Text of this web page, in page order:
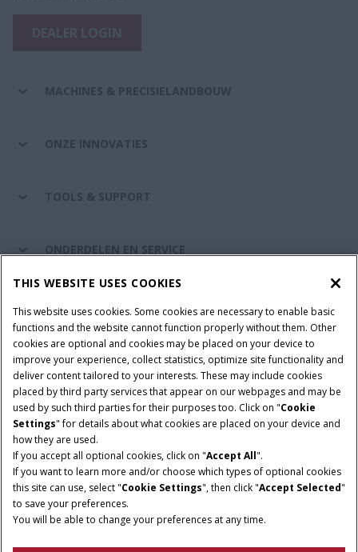
MACHINES & PRECISIELANDBOUW
ONZE INNOVATIES
TOOLS & SUPPORT
ONDERDELEN EN SERVICE
Gebruiksvoorwaarden Privacy Policy
Impressum
Cookie Settings
Telematics privacyverklaring
© 2025 CNH Industrial America LLC. All Rights Reserved. Case IH is a
trademark of CNH Industrial America LLC.
THIS WEBSITE USES COOKIES
This website uses cookies. Some cookies are necessary to enable basic
functions and the website cannot function properly without them. Other
cookies are optional and cookies may be placed on your device to
improve your experience, collect statistics, optimize site functionality and
deliver content tailored to your interests. These may include cookies
placed by third party services that appear on our webpages and may be
used by such third parties for their purposes too. Click on "Cookie
Settings" for details about what cookies are placed on your device and
how they are used.
If you accept all optional cookies, click on "Accept All".
If you want to learn more and/or choose which types of optional cookies
this site can use, select "Cookie Settings", then click "Accept Selected"
to save your preferences.
You will be able to change your preferences at any time.